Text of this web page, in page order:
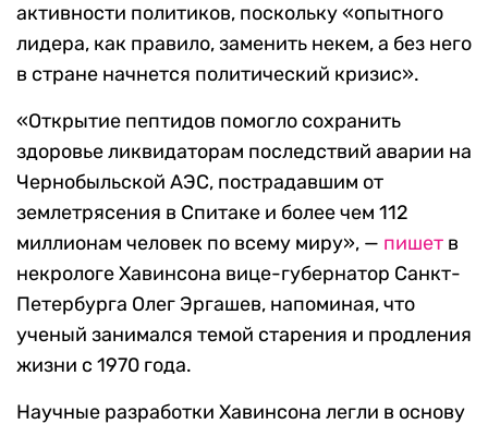
активности политиков, поскольку «опытного
лидера, как правило, заменить некем, а без него
в стране начнется политический кризис».
«Открытие пептидов помогло сохранить
здоровье ликвидаторам последствий аварии на
Чернобыльской АЭС, пострадавшим от
землетрясения в Спитаке и более чем 112
миллионам человек по всему миру», — пишет в
некрологе Хавинсона вице-губернатор Санкт-
Петербурга Олег Эргашев, напоминая, что
ученый занимался темой старения и продления
жизни с 1970 года.
Научные разработки Хавинсона легли в основу